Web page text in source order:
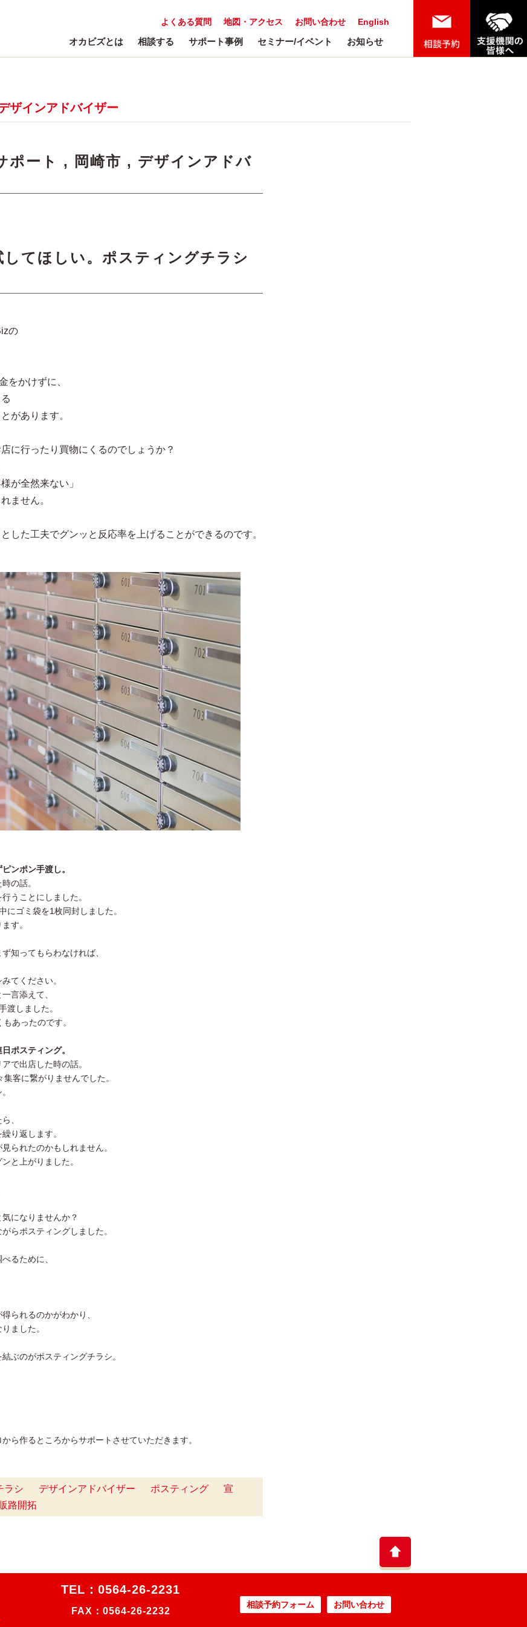
English
お問い合わせ
地図・アクセス
よくある質問
オカビズとは 相談する サポート事例 セミナー/イベント お知らせ
ザインアドバイザー
ポート , 岡崎市 , デザインアドバ
てほしい。ポスティングチラシ
の
をかけずに、
があります。
に行ったり買物にくるのでしょうか？
が全然来ない」
ません。
した工夫でグンッと反応率を上げることができるのです。
ンポン手渡し。
の話。
うことにしました。
にゴミ袋を1枚同封しました。
す。
知ってもらわなければ、
てください。
言添えて、
渡しました。
あったのです。
ポスティング。
で出店した時の話。
客に繋がりませんでした。
、
り返します。
られたのかもしれません。
と上がりました。
になりませんか？
らポスティングしました。
るために、
られるのかがわかり、
ました。
ぶのがポスティングチラシ。
ら作るところからサポートさせていただきます。
ラシ デザインアドバイザー ポスティング
宣
路開拓
TEL：0564-26-2231
FAX：0564-26-2232
相談予約フォーム お問い合わせ